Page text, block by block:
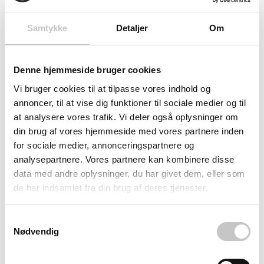
Samtykke Detaljer Om
Denne hjemmeside bruger cookies
Vi bruger cookies til at tilpasse vores indhold og
annoncer, til at vise dig funktioner til sociale medier og til
at analysere vores trafik. Vi deler også oplysninger om
din brug af vores hjemmeside med vores partnere inden
for sociale medier, annonceringspartnere og
analysepartnere. Vores partnere kan kombinere disse
data med andre oplysninger, du har givet dem, eller som
de har indsamlet fra din brug af deres tjenester.
Nødvendig
Mobilitet og sikkerhed i fokus
4 kranøjer med 3 tons kapacitet, gaffellommer og robuste
metalskinner til gaffeltruck sikrer nem transport mellem
lokationer. TÜV Nord GS-mærkingen garanterer
arbejdssikkerhed, mens cylinderlåsen med 3 nøgler og
solid shooting bolt beskytter mod tyveri. Den modulære
opbygning med aftagelige paneler gør reparationer hurtige
og omkostningseffektive.
Den store dobbeltdør på kortsiden (1958 x 1855H mm)